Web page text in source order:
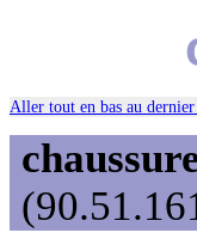
Aller tout en bas au dernier